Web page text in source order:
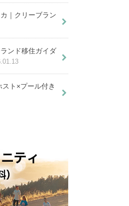
人生だか
人宅へホー
タウン・
しよう
みた
介
｜クリーブラン
ンド移住ガイダ
ト×プール付き